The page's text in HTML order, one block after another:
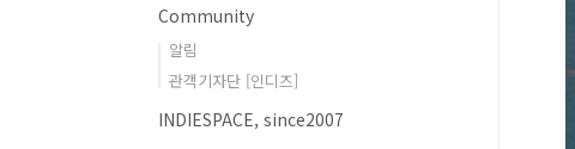
Community
알림
관객기자단 [인디즈]
INDIESPACE, since2007